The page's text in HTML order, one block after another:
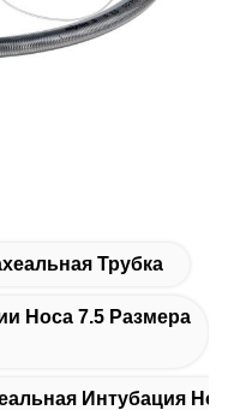
Трубка
Носа 7.5 Размера
Интубация